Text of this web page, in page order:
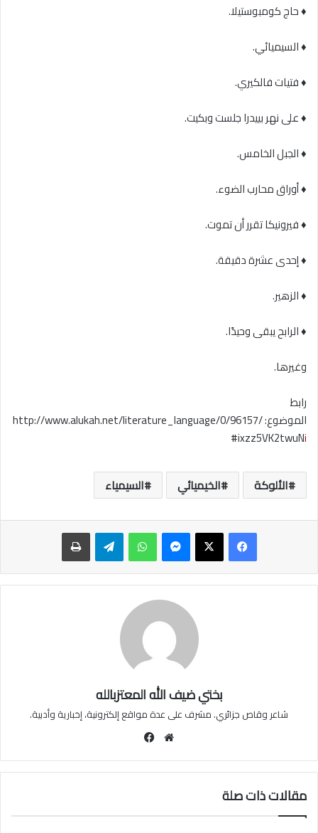
♦ حاج كومبوستيلا.
♦ السيميائي.
♦ فتيات فالكيري.
♦ على نهر بييدرا جلست وبكيت.
♦ الجبل الخامس.
♦ أوراق محارب الضوء.
♦ فيرونيكا تقرر أن تموت.
♦ إحدى عشرة دقيقة.
♦ الزهير.
♦ الرابح يبقى وحيدًا.
وغيرها.
رابط
الموضوع: http://www.alukah.net/literature_language/0/96157/
#ixzz5VK2twuNi
الألوكة الخيميائي السيمياء
ماسنجر واتساب تيلقرام
بختي ضيف الله المعتزبالله
شاعر وقاص جزائري. مشرف على عدة مواقع إلكترونية، إخبارية وأدبية.
موقع
مقالات ذات صلة